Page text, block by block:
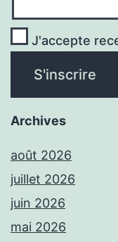
J'accepte
Archives
août 2026
juillet 2026
juin 2026
mai 2026